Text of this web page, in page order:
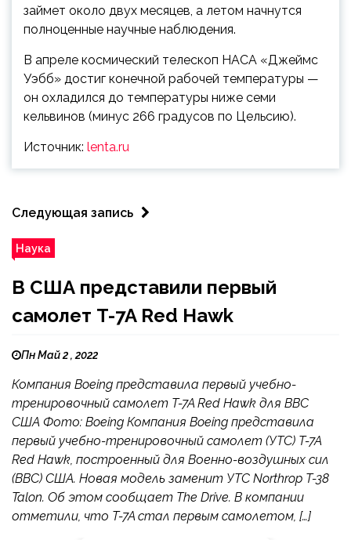
займет около двух месяцев, а летом начнутся
полноценные научные наблюдения.
В апреле космический телескоп НАСА «Джеймс
Уэбб» достиг конечной рабочей температуры —
он охладился до температуры ниже семи
кельвинов (минус 266 градусов по Цельсию).
Источник: lenta.ru
Следующая запись
Наука
В США представили первый
самолет T-7A Red Hawk
Пн Май 2 , 2022
Компания Boeing представила первый учебно-
тренировочный самолет T-7A Red Hawk для ВВС
США Фото: Boeing Компания Boeing представила
первый учебно-тренировочный самолет (УТС) T-7A
Red Hawk, построенный для Военно-воздушных сил
(ВВС) США. Новая модель заменит УТС Northrop T-38
Talon. Об этом сообщает The Drive. В компании
отметили, что T-7A стал первым самолетом, […]